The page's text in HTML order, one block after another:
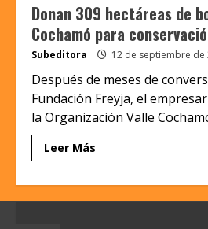
Donan 309 hectáreas de
Cochamó para
Subeditora 12 de septiembre de
Después de meses de
Fundación Freyja, el
la Organización Valle
Leer Más